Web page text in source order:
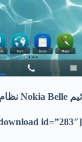
ثيم Nokia Belle نظام سمبيان بيلي الرسمي
[download id=”283″]